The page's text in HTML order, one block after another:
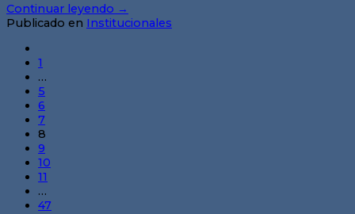
Continuar leyendo →
Publicado en Institucionales
1
…
5
6
7
8
9
10
11
…
47